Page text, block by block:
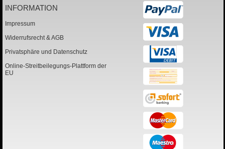
INFORMATION
Impressum
Widerrufsrecht & AGB
Privatsphäre und Datenschutz
Online-Streitbeilegungs-Plattform der
EU